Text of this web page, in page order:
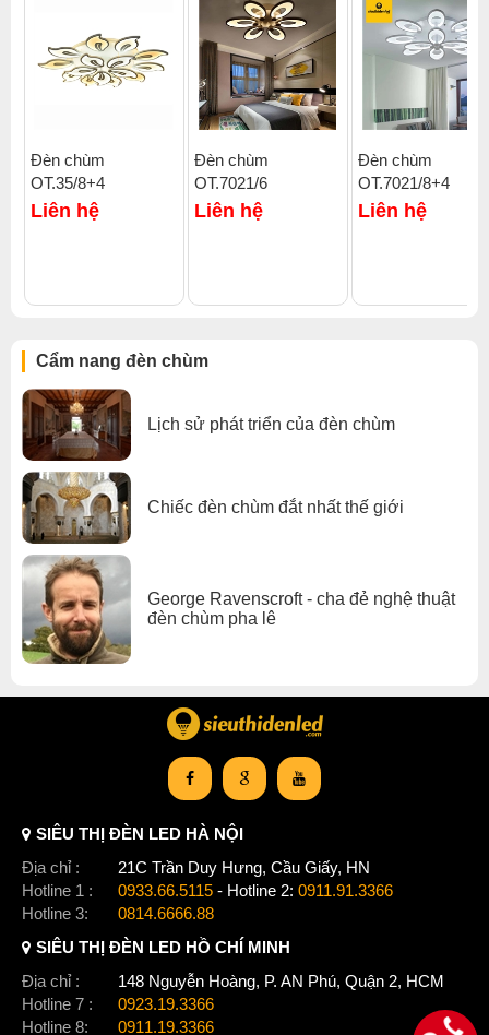
Click để xem thêm chiết khấu, quà tặng và khuyến mãi của
đèn chùm.
Đèn chùm
OT.35/8+4
Liên hệ
Đèn chùm
OT.7021/6
Liên hệ
Đèn chùm
OT.7021/8+4
Liên hệ
Cẩm nang đèn chùm
Lịch sử phát triển của đèn chùm
Chiếc đèn chùm đắt nhất thế giới
George Ravenscroft - cha đẻ nghệ thuật
đèn chùm pha lê
SIÊU THỊ ĐÈN LED HÀ NỘI
Địa chỉ :
21C Trần Duy Hưng, Cầu Giấy, HN
Hotline 1 :
0933.66.5115 - Hotline 2: 0911.91.3366
Hotline 3:
0814.6666.88
SIÊU THỊ ĐÈN LED HỒ CHÍ MINH
Địa chỉ :
148 Nguyễn Hoàng, P. AN Phú, Quận 2, HCM
Hotline 7 :
0923.19.3366
Hotline 8:
0911.19.3366